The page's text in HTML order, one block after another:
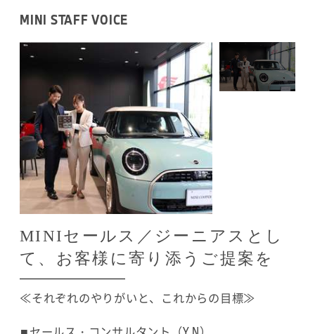
人の頃は分からないことがあればすぐコーチに確認
ました。ある程度新人の頃から、任されつつ、でも
後ろから見守られ、フォローやサポートしていただ
ける環境を用意してもらってますね。
≪メカニックの経験をもとに、お客様の不安を解消
できるようになりました≫
もともと足立BMWでBMWとMINIの実際の整備にあた
っていましたので、お客様から相談はある程度自分
で答えることができます。勿論ボンネットを開けな
いと分からないこともありますが、そこはメカニッ
クとしての経験が大きいですね。例えば警告等が点
いてしまったといった場面で相談を受ければ、走り
続けてよいのかどうかなど、私であればトラブルを
MINI STAFF VOICE
MINIセールス／ジーニアスとし
て、お客様に寄り添うご提案を
≪それぞれのやりがいと、これからの目標≫